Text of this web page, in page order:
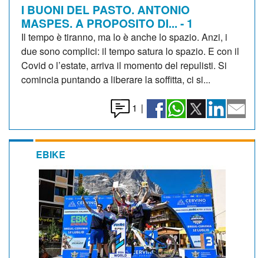
I BUONI DEL PASTO. ANTONIO
MASPES. A PROPOSITO DI... - 1
Il tempo è tiranno, ma lo è anche lo spazio. Anzi, i
due sono complici: il tempo satura lo spazio. E con il
Covid o l’estate, arriva il momento del repulisti. Si
comincia puntando a liberare la soffitta, ci si...
1 |
EBIKE